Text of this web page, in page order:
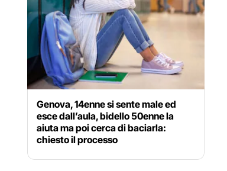
Genova, 14enne si sente male ed
esce dall’aula, bidello 50enne la
aiuta ma poi cerca di baciarla:
chiesto il processo